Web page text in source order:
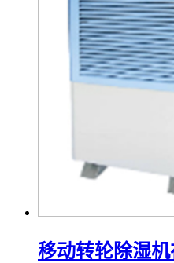
移动转轮除湿